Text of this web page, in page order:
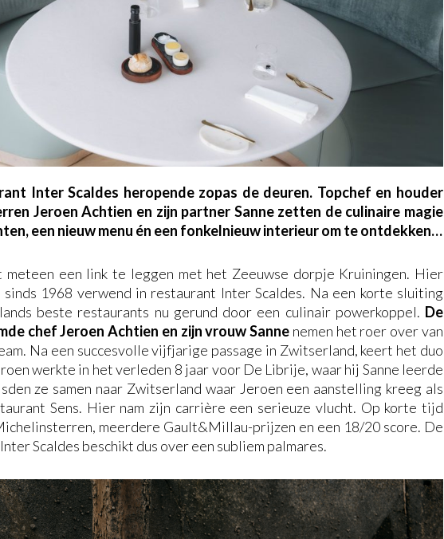
Inter Scaldes heropende zopas de deuren. Topchef en houder
Jeroen Achtien en zijn partner Sanne zetten de culinaire magie
een nieuw menu én een fonkelnieuw interieur om te ontdekken…
meteen een link te leggen met het Zeeuwse dorpje Kruiningen. Hier
sinds 1968 verwend in restaurant Inter Scaldes. Na een korte sluiting
beste restaurants nu gerund door een culinair powerkoppel. De
chef Jeroen Achtien en zijn vrouw Sanne nemen het roer over van
Na een succesvolle vijfjarige passage in Zwitserland, keert het duo
werkte in het verleden 8 jaar voor De Librije, waar hij Sanne leerde
ze samen naar Zwitserland waar Jeroen een aanstelling kreeg als
Sens. Hier nam zijn carrière een serieuze vlucht. Op korte tijd
meerdere Gault&Millau-prijzen en een 18/20 score. De
Scaldes beschikt dus over een subliem palmares.